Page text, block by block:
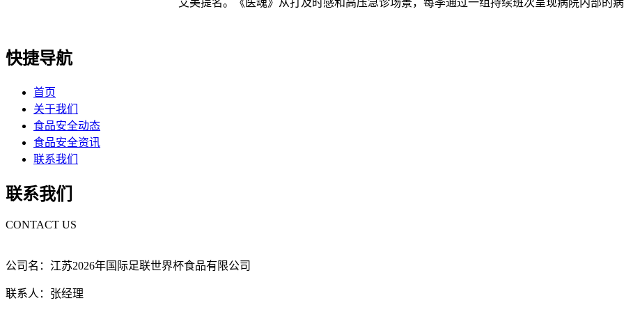
艾美提名。《医魂》从打及时感和高压急诊场景，每季通过一组持续班次呈现病院内部的
快捷导航
首页
关于我们
食品安全动态
食品安全资讯
联系我们
联系我们
CONTACT US
公司名：江苏2026年国际足联世界杯食品有限公司
联系人：张经理